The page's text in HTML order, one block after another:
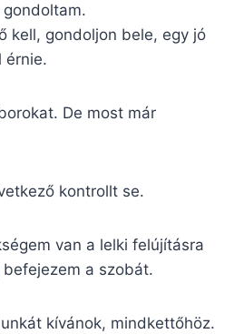
gondoltam.
kell, gondoljon bele, egy jó
érnie.
De most már
kontrollt se.
van a lelki felújításra
a szobát.
kívánok, mindkettőhöz.